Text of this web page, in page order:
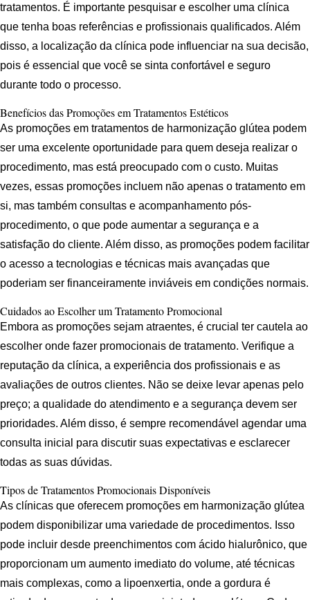
tratamentos. É importante pesquisar e escolher uma clínica
que tenha boas referências e profissionais qualificados. Além
disso, a localização da clínica pode influenciar na sua decisão,
pois é essencial que você se sinta confortável e seguro
durante todo o processo.
Benefícios das Promoções em Tratamentos Estéticos
As promoções em tratamentos de harmonização glútea podem
ser uma excelente oportunidade para quem deseja realizar o
procedimento, mas está preocupado com o custo. Muitas
vezes, essas promoções incluem não apenas o tratamento em
si, mas também consultas e acompanhamento pós-
procedimento, o que pode aumentar a segurança e a
satisfação do cliente. Além disso, as promoções podem facilitar
o acesso a tecnologias e técnicas mais avançadas que
poderiam ser financeiramente inviáveis em condições normais.
Cuidados ao Escolher um Tratamento Promocional
Embora as promoções sejam atraentes, é crucial ter cautela ao
escolher onde fazer promocionais de tratamento. Verifique a
reputação da clínica, a experiência dos profissionais e as
avaliações de outros clientes. Não se deixe levar apenas pelo
preço; a qualidade do atendimento e a segurança devem ser
prioridades. Além disso, é sempre recomendável agendar uma
consulta inicial para discutir suas expectativas e esclarecer
todas as suas dúvidas.
Tipos de Tratamentos Promocionais Disponíveis
As clínicas que oferecem promoções em harmonização glútea
podem disponibilizar uma variedade de procedimentos. Isso
pode incluir desde preenchimentos com ácido hialurônico, que
proporcionam um aumento imediato do volume, até técnicas
mais complexas, como a lipoenxertia, onde a gordura é